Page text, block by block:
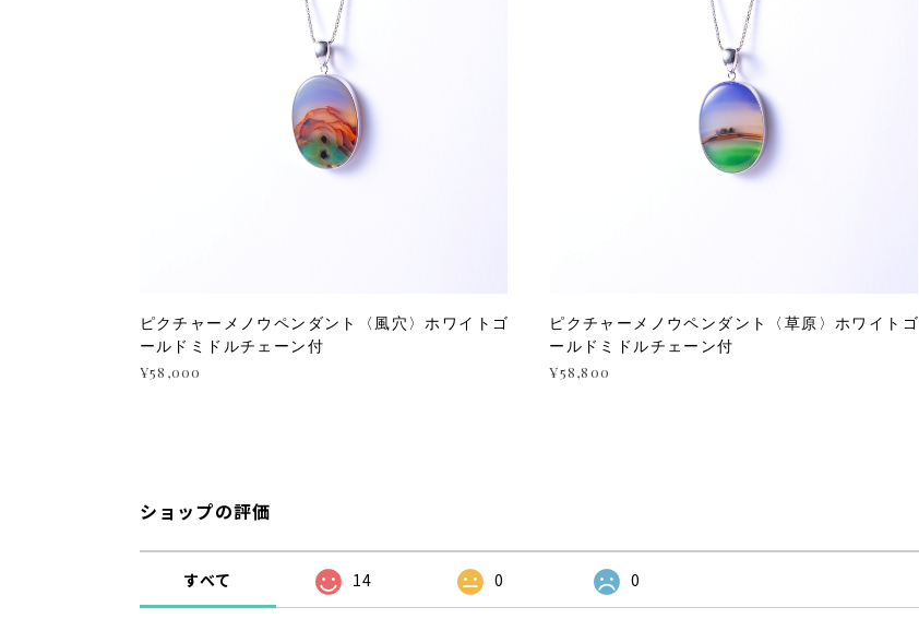
ピクチャーメノウペンダント〈風穴〉ホワイトゴ
ールドミドルチェーン付
¥58,000
ピクチャーメノウペンダント〈草原〉ホワイトゴ
ールドミドルチェーン付
¥58,800
ショップの評価
すべて 14 0 0